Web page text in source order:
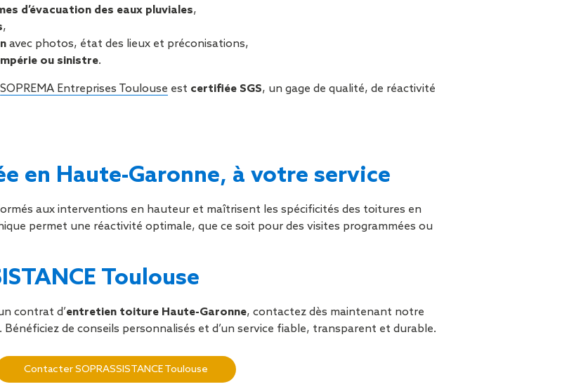
d’évacuation des eaux pluviales,
,
avec photos, état des lieux et préconisations,
ou sinistre.
SOPREMA Entreprises Toulouse est certifiée SGS, un gage de qualité, de réactivité
en Haute-Garonne, à votre service
aux interventions en hauteur et maîtrisent les spécificités des toitures en
permet une réactivité optimale, que ce soit pour des visites programmées ou
Toulouse
contrat d’entretien toiture Haute-Garonne, contactez dès maintenant notre
Bénéficiez de conseils personnalisés et d’un service fiable, transparent et durable.
Contacter SOPRASSISTANCE Toulouse